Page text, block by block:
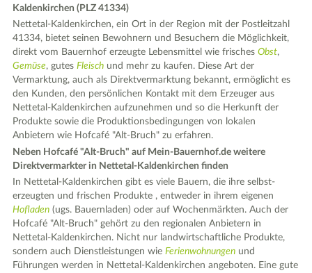
Kaldenkirchen (PLZ 41334)
Nettetal-Kaldenkirchen, ein Ort in der Region mit der Postleitzahl
41334, bietet seinen Bewohnern und Besuchern die Möglichkeit,
direkt vom Bauernhof erzeugte Lebensmittel wie frischesObst,
Gemüse, gutesFleisch und mehr zu kaufen. Diese Art der
Vermarktung, auch als Direktvermarktung bekannt, ermöglicht es
den Kunden, den persönlichen Kontakt mit dem Erzeuger aus
Nettetal-Kaldenkirchen aufzunehmen und so die Herkunft der
Produkte sowie die Produktionsbedingungen von lokalen
Anbietern wie Hofcafé "Alt-Bruch" zu erfahren.
Neben Hofcafé "Alt-Bruch" auf Mein-Bauernhof.de weitere
Direktvermarkter in Nettetal-Kaldenkirchen finden
In Nettetal-Kaldenkirchen gibt es viele Bauern, die ihre selbst-
erzeugten und frischen Produkte , entweder in ihrem eigenen
Hofladen (ugs. Bauernladen) oder auf Wochenmärkten. Auch der
Hofcafé "Alt-Bruch" gehört zu den regionalen Anbietern in
Nettetal-Kaldenkirchen. Nicht nur landwirtschaftliche Produkte,
sondern auch Dienstleistungen wieFerienwohnungen und
Führungen werden in Nettetal-Kaldenkirchen angeboten. Eine gute